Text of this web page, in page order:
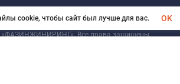
Все права защищены
cookie, чтобы сайт был лучше для вас. OK